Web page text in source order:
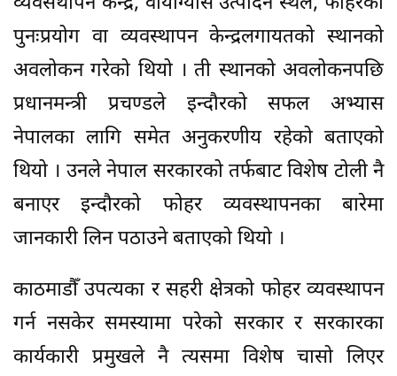
पुनःप्रयोग वा व्यवस्थापन केन्द्रलगायतको स्थानको
अवलोकन गरेको थियो । ती स्थानको अवलोकनपछि
प्रधानमन्त्री प्रचण्डले इन्दौरको सफल अभ्यास
नेपालका लागि समेत अनुकरणीय रहेको बताएको
थियो । उनले नेपाल सरकारको तर्फबाट विशेष टोली नै
बनाएर इन्दौरको फोहर व्यवस्थापनका बारेमा
जानकारी लिन पठाउने बताएको थियो ।
काठमाडौँ उपत्यका र सहरी क्षेत्रको फोहर व्यवस्थापन
गर्न नसकेर समस्यामा परेको सरकार र सरकारका
कार्यकारी प्रमुखले नै त्यसमा विशेष चासो लिएर